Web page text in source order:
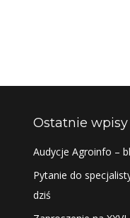
Ostatnie wpisy
Audycje Agroinfo –
Pytanie do
dziś